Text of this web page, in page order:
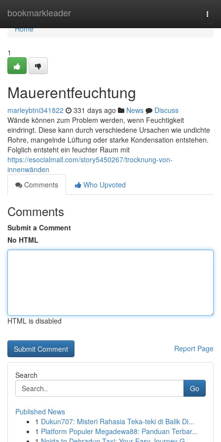
bookmarkleader
Home
Home
1
Mauerentfeuchtung
marleybtni341822 331 days ago News
Discuss
Wände können zum Problem werden, wenn Feuchtigkeit
eindringt. Diese kann durch verschiedene Ursachen wie undichte
Rohre, mangelnde Lüftung oder starke Kondensation entstehen.
Folglich entsteht ein feuchter Raum mit
https://esocialmall.com/story5450267/trocknung-von-
innenwänden
Comments
Who Upvoted
Comments
Submit a Comment
No HTML
HTML is disabled
Report Page
Search
Go
Published News
1 Dukun707: Misteri Rahasia Teka-teki di Balik Di...
1 Platform Populer Megadewa88: Panduan Terbar...